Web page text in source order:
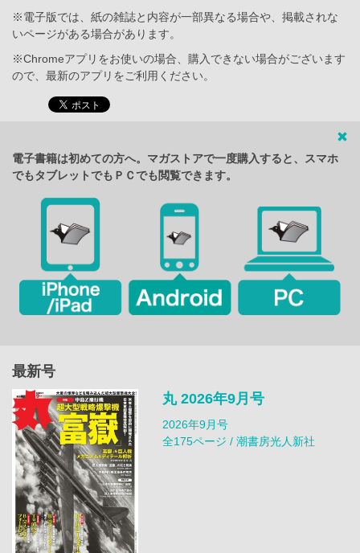
※電子版では、紙の雑誌と内容が一部異なる場合や、掲載されな
いページがある場合があります。
※Chromeアプリをお使いの場合、購入できない場合がございます
ので、最新のアプリをご利用ください。
電子書籍は初めての方へ。マガストアで一度購入すると、スマホ
でもタブレットでもＰＣでも閲覧できます。
最新号
丸 2026年9月号
2026年9月号
全175ページ / 潮書房光人新社